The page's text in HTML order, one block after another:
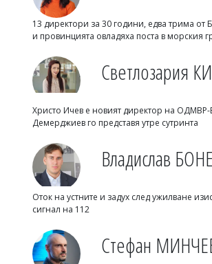
13 директори за 30 години, едва трима от
и провинцията овладяха поста в морския
Светлозария
Христо Ичев е новият директор на ОДМВР-
Демерджиев го представя утре сутринта
Владислав
Оток на устните и задух след ужилване
сигнал на 112
Стефан